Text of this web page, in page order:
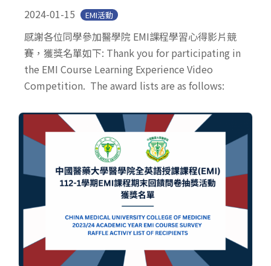
2024-01-15 EMI活動
感謝各位同學參加醫學院 EMI課程學習心得影片競
賽，獲獎名單如下: Thank you for participating in
the EMI Course Learning Experience Video
Competition. The award lists are as follows: